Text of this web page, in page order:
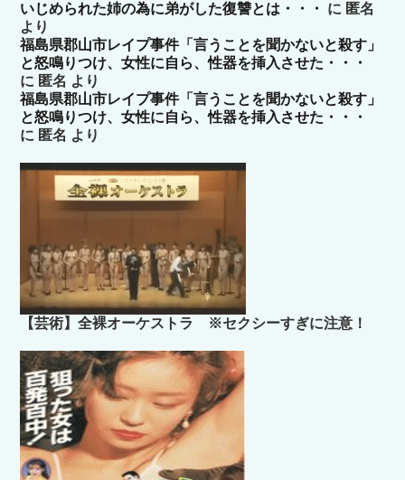
いじめられた姉の為に弟がした復讐とは・・・
に 匿名
より
福島県郡山市レイプ事件「言うことを聞かないと殺す」
と怒鳴りつけ、女性に自ら、性器を挿入させた・・・
に 匿名 より
福島県郡山市レイプ事件「言うことを聞かないと殺す」
と怒鳴りつけ、女性に自ら、性器を挿入させた・・・
に 匿名 より
【芸術】全裸オーケストラ ※セクシーすぎに注意！